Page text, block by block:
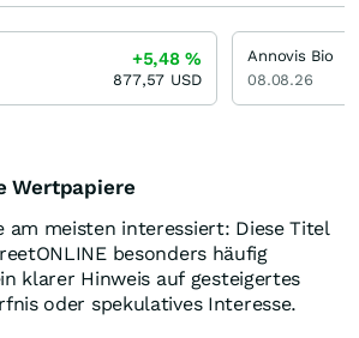
Wertpapiere
am meisten interessiert: Diese Titel
besonders häufig
klarer Hinweis auf gesteigertes
oder spekulatives Interesse.
+5,48%
877,57 USD
Annovis Bio
08.08.26